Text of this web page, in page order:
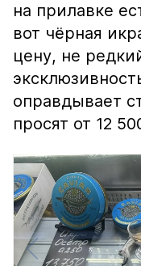
на прилавке
вот чёрная
цену, не
оправдывает
просят от 12